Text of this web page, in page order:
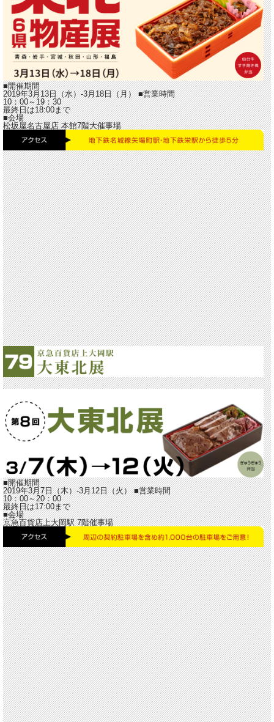
■開催期間
2019年3月13日（水）-3月18日（月） ■営業時間
10：00～19：30
最終日は18:00まで
■会場
松坂屋名古屋店 本館7階大催事場
■開催期間
2019年3月7日（木）-3月12日（火） ■営業時間
10：00～20：00
最終日は17:00まで
■会場
京急百貨店上大岡駅 7階催事場